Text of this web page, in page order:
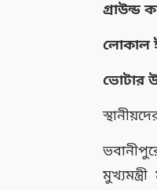
গ্রাউন্ড
লোকাল
ভোটার